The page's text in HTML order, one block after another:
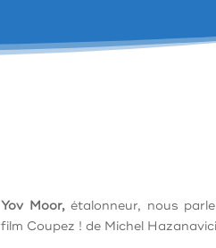
Yov Moor, étalonneur, nous
film Coupez ! de Michel